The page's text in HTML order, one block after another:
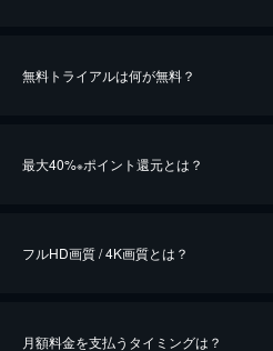
無料トライアルは何が無料？
最大40%※ポイント還元とは？
※40％ポイント還元の対象は、クレジットカード
フルHD画質 / 4K画質とは？
月額料金を支払うタイミングは？